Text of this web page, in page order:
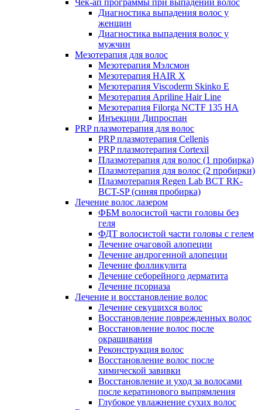
Чек-ап программы при выпадении волос
Диагностика выпадения волос у
женщин
Диагностика выпадения волос у
мужчин
Мезотерапия для волос
Мезотерапия Мэлсмон
Мезотерапия HAIR X
Мезотерапия Viscoderm Skinko E
Мезотерапия Apriline Hair Line
Мезотерапия Filorga NCTF 135 HA
Инъекции Дипроспан
PRP плазмотерапия для волос
PRP плазмотерапия Cellenis
PRP плазмотерапия Cortexil
Плазмотерапия для волос (1 пробирка)
Плазмотерапия для волос (2 пробирки)
Плазмотерапия Regen Lab BCT RK-
BCT-SP (синяя пробирка)
Лечение волос лазером
ФБМ волосистой части головы без
геля
ФДТ волосистой части головы с гелем
Лечение очаговой алопеции
Лечение андрогенной алопеции
Лечение фолликулита
Лечение себорейного дерматита
Лечение псориаза
Лечение и восстановление волос
Лечение секущихся волос
Восстановление поврежденных волос
Восстановление волос после
окрашивания
Реконструкция волос
Восстановление волос после
химической завивки
Восстановление и уход за волосами
после кератинового выпрямления
Глубокое увлажнение сухих волос